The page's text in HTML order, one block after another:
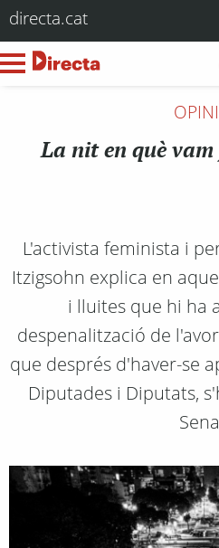
directa.cat
La nit en què
L'activista feminista i
Itzigsohn explica en
i lluites que hi ha
despenalització de
que després d'haver-se
Diputades i Diputats,